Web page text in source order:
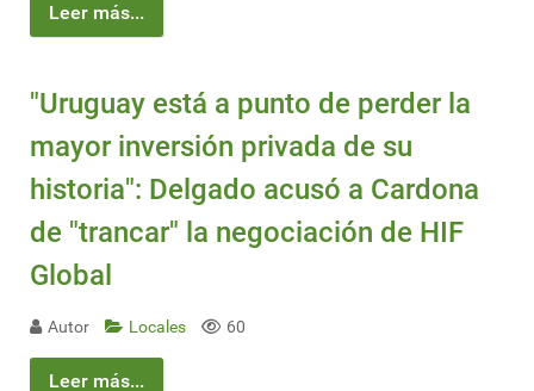
Leer más...
"Uruguay está a punto de perder la
mayor inversión privada de su
historia": Delgado acusó a Cardona
de "trancar" la negociación de HIF
Global
Autor Locales 60
Leer más...